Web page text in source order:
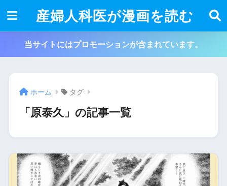
産婦人科医が漫画を読む
当サイトにはプロモーションが含まれています。
ホーム タグ
「原泰久」の記事一覧